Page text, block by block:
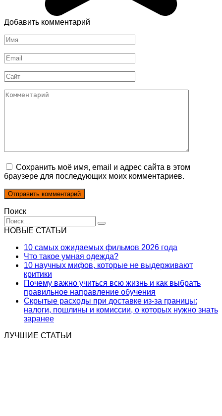
Добавить комментарий
Имя
*
Email
*
Сайт
Комментарий
Сохранить моё имя, email и адрес сайта в этом
браузере для последующих моих комментариев.
Поиск
Search
for:
НОВЫЕ СТАТЬИ
10 самых ожидаемых фильмов 2026 года
Что такое умная одежда?
10 научных мифов, которые не выдерживают
критики
Почему важно учиться всю жизнь и как выбрать
правильное направление обучения
Скрытые расходы при доставке из-за границы:
налоги, пошлины и комиссии, о которых нужно знать
заранее
ЛУЧШИЕ СТАТЬИ